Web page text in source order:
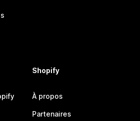
Shopify
À propos
Partenaires